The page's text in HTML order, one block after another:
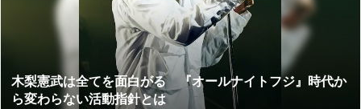
木梨憲武は全てを面白がる 『オールナイトフジ』時代か
ら変わらない活動指針とは